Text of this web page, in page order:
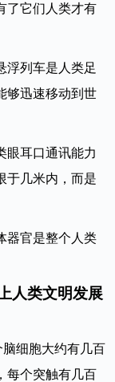
了它们人类才有
浮列车是人类足
够迅速移动到世
眼耳口通讯能力
于几米内，而是
器官是整个人类
人类文明发展
细胞大约有几百
每个突触有几百